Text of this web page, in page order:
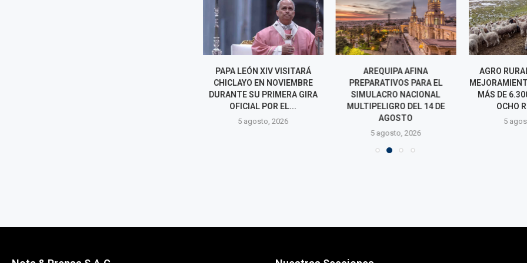
PAPA LEÓN XIV VISITARÁ
CHICLAYO EN NOVIEMBRE
DURANTE SU PRIMERA GIRA
OFICIAL POR EL...
5 agosto, 2026
AREQUIPA AFINA
PREPARATIVOS PARA EL
SIMULACRO NACIONAL
MULTIPELIGRO DEL 14 DE
AGOSTO
5 agosto, 2026
AGRO
MÁS DE
OCHO
5